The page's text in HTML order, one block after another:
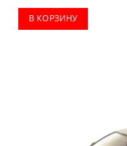
В КОРЗИНУ